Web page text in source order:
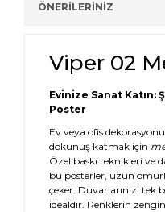
ÖNERİLERİNİZ
Viper 02
Evinize Sanat Katın:
Poster
Ev veya ofis
dokunuş katmak için
Özel baskı teknikleri ve
bu posterler, uzun
çeker. Duvarlarınızı
idealdir. Renklerin